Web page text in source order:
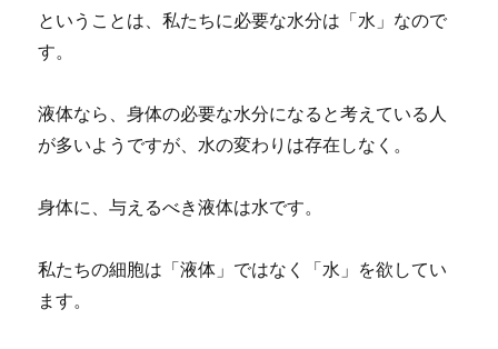
ということは、私たちに必要な水分は「水」なので
す。
液体なら、身体の必要な水分になると考えている人
が多いようですが、水の変わりは存在しなく。
身体に、与えるべき液体は水です。
私たちの細胞は「液体」ではなく「水」を欲してい
ます。